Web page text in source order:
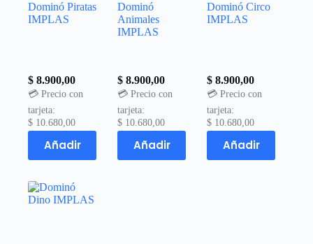
Dominó Piratas
IMPLAS
$ 8.900,00
💳 Precio con
tarjeta:
$ 10.680,00
Añadir
Dominó
Animales
IMPLAS
$ 8.900,00
💳 Precio con
tarjeta:
$ 10.680,00
Añadir
Dominó Circo
IMPLAS
$ 8.900,00
💳 Precio con
tarjeta:
$ 10.680,00
Añadir